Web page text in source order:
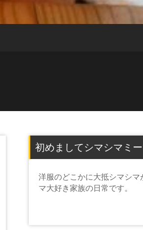
初めましてシマシマミー
洋服のどこかに大抵シマシマ
マ大好き家族の日常です。